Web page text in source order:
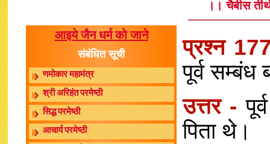
।। चैबीस
आइये जैन धर्म को जाने
संबंधित सूची
णमोकार महामंत्र
श्री अरिहंत परमेष्ठी
सिद्ध परमेष्ठी
आचार्य परमेष्ठी
प्रश्न
पूर्व सम्बंध
उत्तर -
पिता थे।